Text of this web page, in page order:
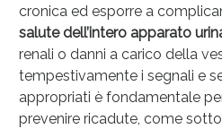
cronica ed esporre a
salute dell’intero apparato
renali o danni a carico della
tempestivamente i segnali e
appropriati è fondamentale
prevenire ricadute, come
Benessere Intestinale:
oggi!